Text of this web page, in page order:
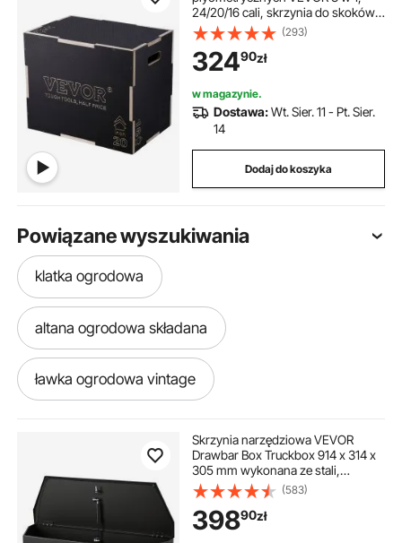
24/20/16 cali, skrzynia do skoków,
skrzynia do skakania, udźwig 204
kg, skrzynia do ćwiczeń fitness, do
treningu w domu, trening siłowy do
skoków, czarna, regulowana
wysokość
(293)
32490zł
w magazynie.
Dostawa:Wt. Sier. 11 - Pt. Sier.
14
Dodaj do koszyka
Powiązane wyszukiwania
klatka ogrodowa
altana ogrodowa składana
ławka ogrodowa vintage
altana ogrodowa temu
ławka ogrodowa temu folia ogrodowa
Skrzynia narzędziowa VEVOR
Drawbar Box Truckbox 914 x 314 x
305 mm wykonana ze stali,
nośność 50 kg, z zamkiem i
kluczykami, do przyczep typu
pickup, kamperów, SUV-ów,
pojazdów terenowych, czarna
(583)
39890zł